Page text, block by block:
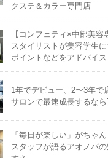
クステ＆カラー専門店
【コンフェティ×中部美容
スタイリストが美容学生
ポイントなどをアドバイス
1年でデビュー、2〜3年で
サロンで最速成長するな
「毎日が楽しい」がちゃ
スタッフが語るアオノバ